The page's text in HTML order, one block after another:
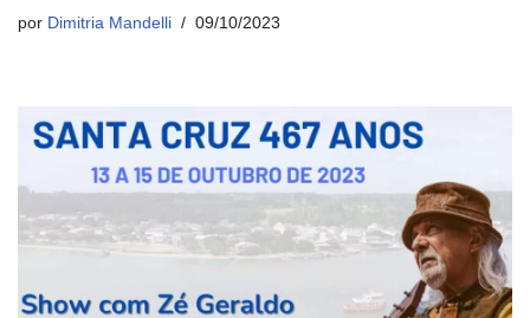
por Dimitria Mandelli 09/10/2023